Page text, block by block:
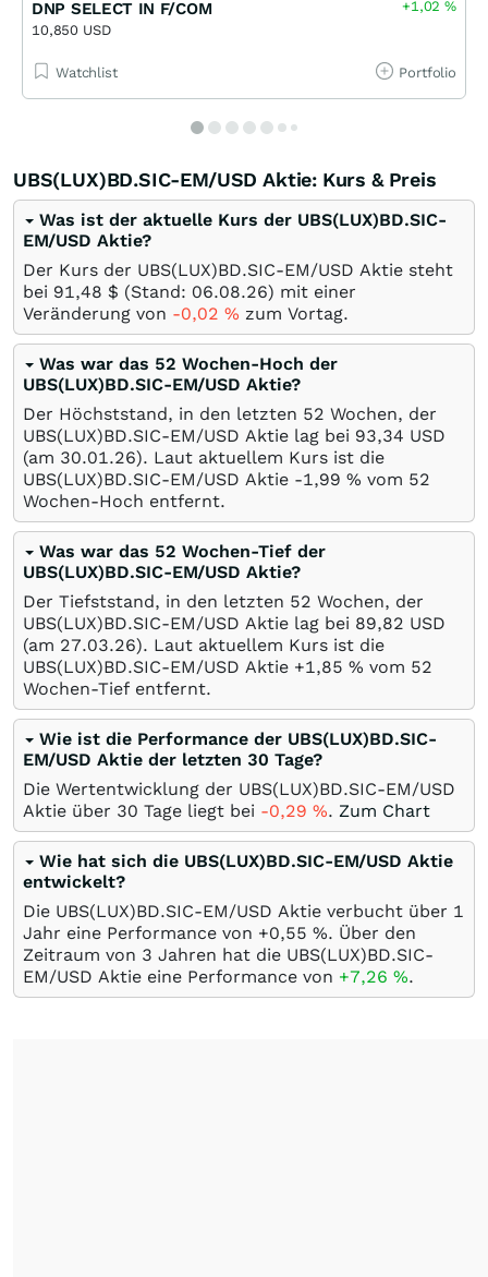
DNP SELECT IN F/COM
10,850 USD
+1,02%
Watchlist Portfolio
UBS(LUX)BD.SIC-EM/USD Aktie: Kurs & Preis
Was ist der aktuelle Kurs der UBS(LUX)BD.SIC-
EM/USD Aktie?
Der Kurs der UBS(LUX)BD.SIC-EM/USD Aktie steht
bei 91,48 $ (Stand: 06.08.26) mit einer
Veränderung von -0,02 % zum Vortag.
Was war das 52 Wochen-Hoch der
UBS(LUX)BD.SIC-EM/USD Aktie?
Der Höchststand, in den letzten 52 Wochen, der
UBS(LUX)BD.SIC-EM/USD Aktie lag bei 93,34 USD
(am 30.01.26). Laut aktuellem Kurs ist die
UBS(LUX)BD.SIC-EM/USD Aktie -1,99 % vom 52
Wochen-Hoch entfernt.
Was war das 52 Wochen-Tief der
UBS(LUX)BD.SIC-EM/USD Aktie?
Der Tiefststand, in den letzten 52 Wochen, der
UBS(LUX)BD.SIC-EM/USD Aktie lag bei 89,82 USD
(am 27.03.26). Laut aktuellem Kurs ist die
UBS(LUX)BD.SIC-EM/USD Aktie +1,85 % vom 52
Wochen-Tief entfernt.
Wie ist die Performance der UBS(LUX)BD.SIC-
EM/USD Aktie der letzten 30 Tage?
Die Wertentwicklung der UBS(LUX)BD.SIC-EM/USD
Aktie über 30 Tage liegt bei -0,29 %. Zum Chart
Wie hat sich die UBS(LUX)BD.SIC-EM/USD Aktie
entwickelt?
Die UBS(LUX)BD.SIC-EM/USD Aktie verbucht über 1
Jahr eine Performance von +0,55 %. Über den
Zeitraum von 3 Jahren hat die UBS(LUX)BD.SIC-
EM/USD Aktie eine Performance von +7,26 %.